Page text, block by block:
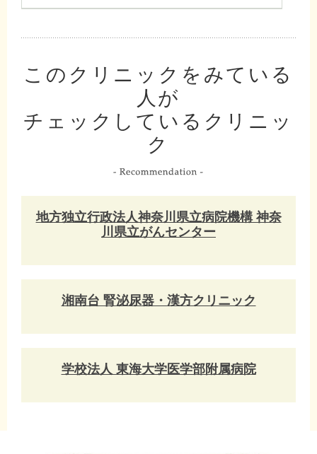
このクリニックをみている
人が
チェックしているクリニッ
ク
地方独立行政法人神奈川県立病院機構 神奈
川県立がんセンター
湘南台 腎泌尿器・漢方クリニック
学校法人 東海大学医学部附属病院